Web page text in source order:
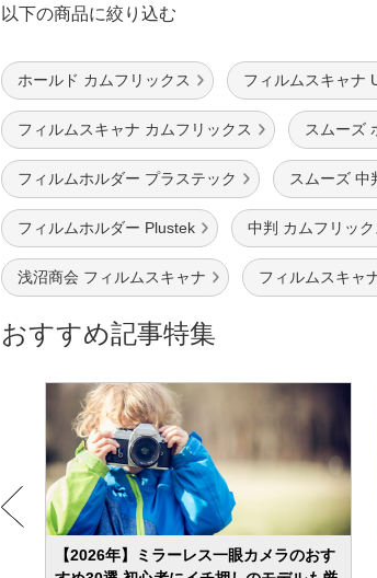
以下の商品に絞り込む
ホールド カムフリックス フィルムスキャナ
フィルムスキャナ カムフリックス スムーズ
フィルムホルダー プラステック スムーズ 中
フィルムホルダー Plustek 中判 カムフリック
浅沼商会 フィルムスキャナ フィルムスキャ
おすすめ記事特集
【2026年】ミラーレス一眼カメラのおす